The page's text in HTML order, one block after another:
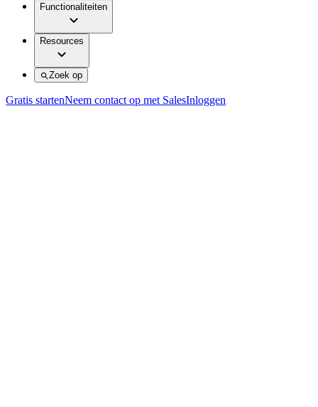
Functionaliteiten
Resources
Zoek op
Gratis startenNeem contact op met SalesInloggen